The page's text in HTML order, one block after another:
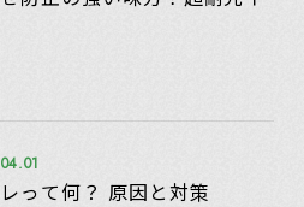
って何？ 原因と対策